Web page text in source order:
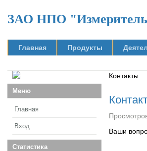
ЗАО НПО
Главная Продукты
Контакты
Ваши
Меню
Главная
Вход
Статистика